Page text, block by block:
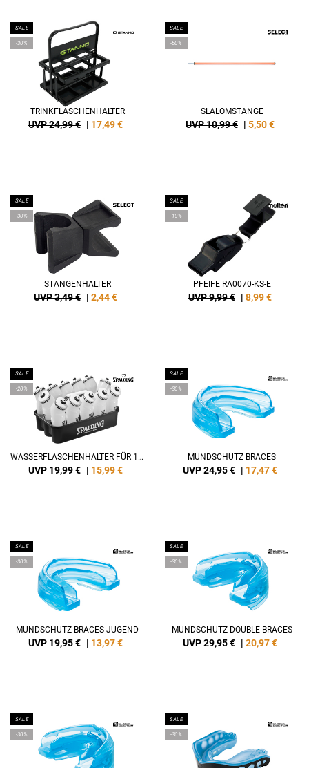
SALE
-30%
TRINKFLASCHENHALTER
UVP 24,99 € | 17,49€
SALE
-50%
SLALOMSTANGE
UVP 10,99 € | 5,50€
SALE
-30%
STANGENHALTER
UVP 3,49 € | 2,44€
SALE
-10%
PFEIFE RA0070-KS-E
UVP 9,99 € | 8,99€
SALE
-20%
WASSERFLASCHENHALTER FÜR 12 FLASCHEN
UVP 19,99 € | 15,99€
SALE
-30%
MUNDSCHUTZ BRACES
UVP 24,95 € | 17,47€
SALE
-30%
MUNDSCHUTZ BRACES JUGEND
UVP 19,95 € | 13,97€
SALE
-30%
MUNDSCHUTZ DOUBLE BRACES
UVP 29,95 € | 20,97€
SALE
-30%
SALE
-30%